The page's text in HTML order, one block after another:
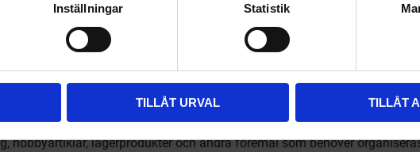
Inställningar Statistik
TILLÅT URVAL TILLÅT
att skapa ordning i hemmet, på kontoret, i lagret eller på
och slitage samtidigt som de gör det lätt att hitta det du söker.
hobbyartiklar, lagerprodukter och andra föremål som behöver